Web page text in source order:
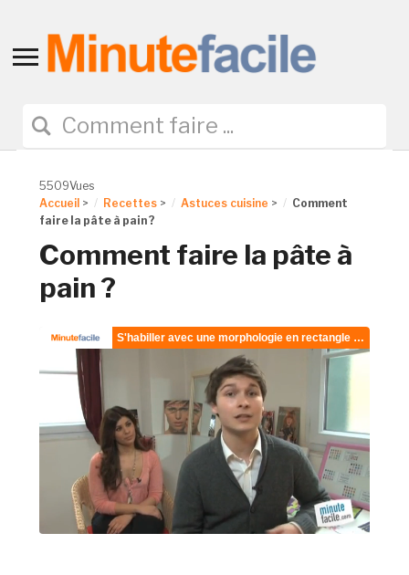
Toggle
navigation
5509Vues
Accueil > Recettes > Astuces cuisine >
Comment
faire la pâte à pain ?
Comment faire la pâte à
pain ?